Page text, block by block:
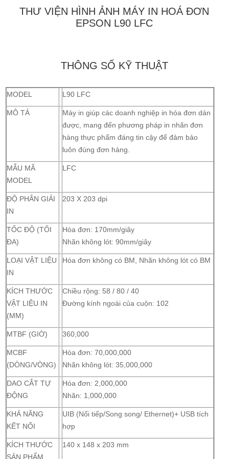
THƯ VIỆN HÌNH ẢNH MÁY IN HOÁ ĐƠN
EPSON L90 LFC
THÔNG SỐ KỸ THUẬT
MODEL L90 LFC
MÔ TẢ
Máy in giúp các doanh nghiệp in hóa đơn dán
được, mang đến phương pháp in nhãn đơn
hàng thực phẩm đáng tin cậy để đảm bảo
luôn đúng đơn hàng.
MẪU MÃ
MODEL
LFC
ĐỘ PHÂN GIẢI
IN
203 X 203 dpi
TỐC ĐỘ (TỐI
ĐA)
Hóa đơn: 170mm/giây
Nhãn không lót: 90mm/giây
LOẠI VẬT LIỆU
IN
Hóa đơn không có BM, Nhãn không lót có BM
KÍCH THƯỚC
VẬT LIỆU IN
(MM)
Chiều rộng: 58 / 80 / 40
Đường kính ngoài của cuộn: 102
MTBF (GIỜ) 360,000
MCBF
(DÒNG/VÒNG)
Hóa đơn: 70,000,000
Nhãn không lót: 35,000,000
DAO CẮT TỰ
ĐỘNG
Hóa đơn: 2,000,000
Nhãn: 1,000,000
KHẢ NĂNG
KẾT NỐI
UIB (Nối tiếp/Song song/ Ethernet)+ USB tích
hợp
KÍCH THƯỚC
SẢN PHẨM
140 x 148 x 203 mm